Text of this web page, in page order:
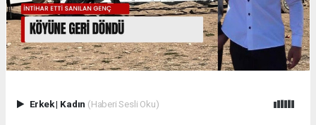
Erkek| Kadın (Haberi Sesli Oku)